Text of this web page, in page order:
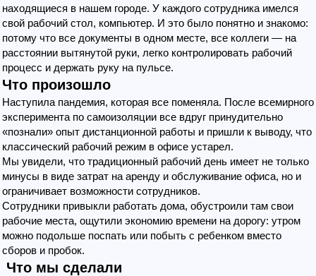
находящиеся в нашем городе. У каждого сотрудника имелся
свой рабочий стол, компьютер. И это было понятно и знакомо:
потому что все документы в одном месте, все коллеги — на
расстоянии вытянутой руки, легко контролировать рабочий
процесс и держать руку на пульсе.
Что произошло
Наступила пандемия, которая все поменяла. После всемирного
эксперимента по самоизоляции все вдруг принудительно
«познали» опыт дистанционной работы и пришли к выводу, что
классический рабочий режим в офисе устарел.
Мы увидели, что традиционный рабочий день имеет не только
минусы в виде затрат на аренду и обслуживание офиса, но и
ограничивает возможности сотрудников.
Сотрудники привыкли работать дома, обустроили там свои
рабочие места, ощутили экономию времени на дорогу: утром
можно подольше поспать или побыть с ребенком вместо
сборов и пробок.
Что мы сделали